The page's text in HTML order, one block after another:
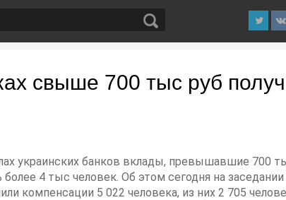
свыше 700 тыс руб
украинских банков вклады, превышавшие 700
4 тыс человек. Об этом сегодня на
компенсации 5 022 человека, из них 2 705